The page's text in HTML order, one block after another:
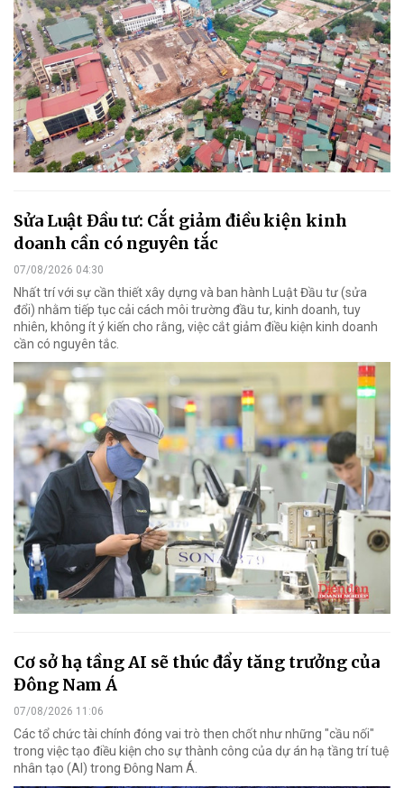
Sửa Luật Đầu tư: Cắt giảm điều kiện kinh
doanh cần có nguyên tắc
07/08/2026 04:30
Nhất trí với sự cần thiết xây dựng và ban hành Luật Đầu tư (sửa
đổi) nhằm tiếp tục cải cách môi trường đầu tư, kinh doanh, tuy
nhiên, không ít ý kiến cho rằng, việc cắt giảm điều kiện kinh doanh
cần có nguyên tắc.
Cơ sở hạ tầng AI sẽ thúc đẩy tăng trưởng của
Đông Nam Á
07/08/2026 11:06
Các tổ chức tài chính đóng vai trò then chốt như những "cầu nối"
trong việc tạo điều kiện cho sự thành công của dự án hạ tầng trí tuệ
nhân tạo (AI) trong Đông Nam Á.